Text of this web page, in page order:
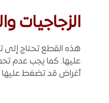
الزجاجيات
هذه القطع تحتاج
عليها. كما يجب عدم
أغراض قد تضغط عليها